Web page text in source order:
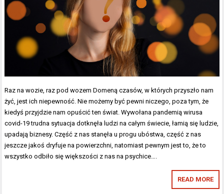
Raz na wozie, raz pod wozem Domeną czasów, w których przyszło nam
żyć, jest ich niepewność. Nie możemy być pewni niczego, poza tym, że
kiedyś przyjdzie nam opuścić ten świat. Wywołana pandemią wirusa
covid-19 trudna sytuacja dotknęła ludzi na całym świecie, łamią się ludzie,
upadają biznesy. Część z nas stanęła u progu ubóstwa, część z nas
jeszcze jakoś dryfuje na powierzchni, natomiast pewnym jest to, że to
wszystko odbiło się większości z nas na psychice….
READ MORE